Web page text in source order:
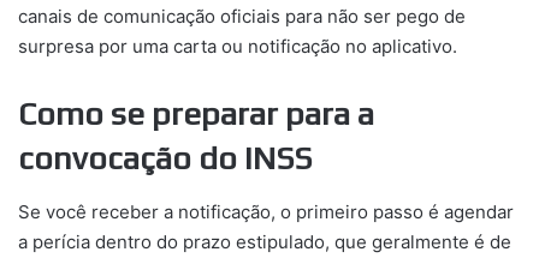
canais de comunicação oficiais para não ser pego de
surpresa por uma carta ou notificação no aplicativo.
Como se preparar para a
convocação do INSS
Se você receber a notificação, o primeiro passo é agendar
a perícia dentro do prazo estipulado, que geralmente é de